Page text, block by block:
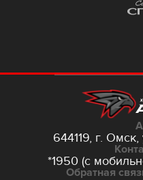
644119, г. Омск,
*1950 (с
Обратная